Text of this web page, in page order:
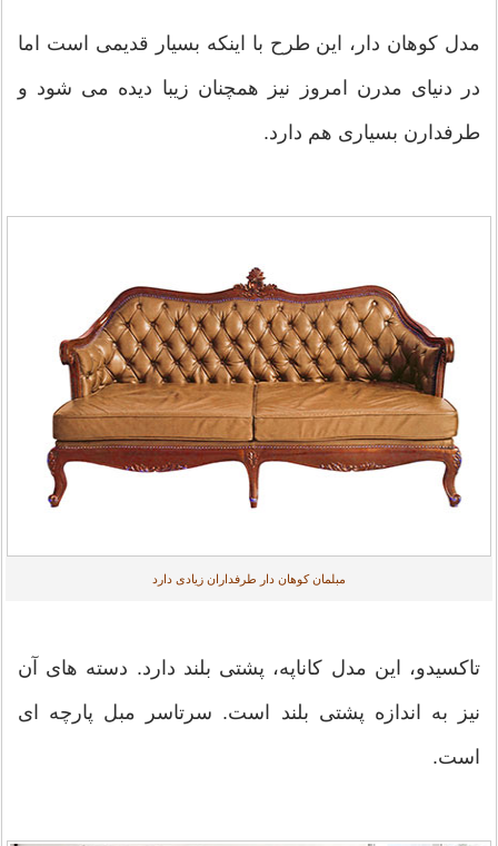
مدل کوهان دار، این طرح با اینکه بسیار قدیمی است اما
در دنیای مدرن امروز نیز همچنان زیبا دیده می شود و
طرفدارن بسیاری هم دارد.
مبلمان کوهان دار طرفداران زیادی دارد
تاکسیدو، این مدل کاناپه، پشتی بلند دارد. دسته های آن
نیز به اندازه پشتی بلند است. سرتاسر مبل پارچه ای
است.